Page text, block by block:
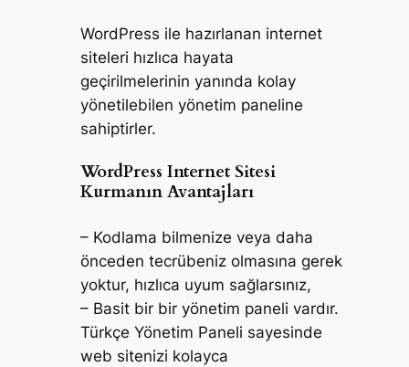
WordPress ile hazırlanan internet
siteleri hızlıca hayata
geçirilmelerinin yanında kolay
yönetilebilen yönetim paneline
sahiptirler.
WordPress Internet Sitesi
Kurmanın Avantajları
– Kodlama bilmenize veya daha
önceden tecrübeniz olmasına gerek
yoktur, hızlıca uyum sağlarsınız,
– Basit bir bir yönetim paneli vardır.
Türkçe Yönetim Paneli sayesinde
web sitenizi kolayca